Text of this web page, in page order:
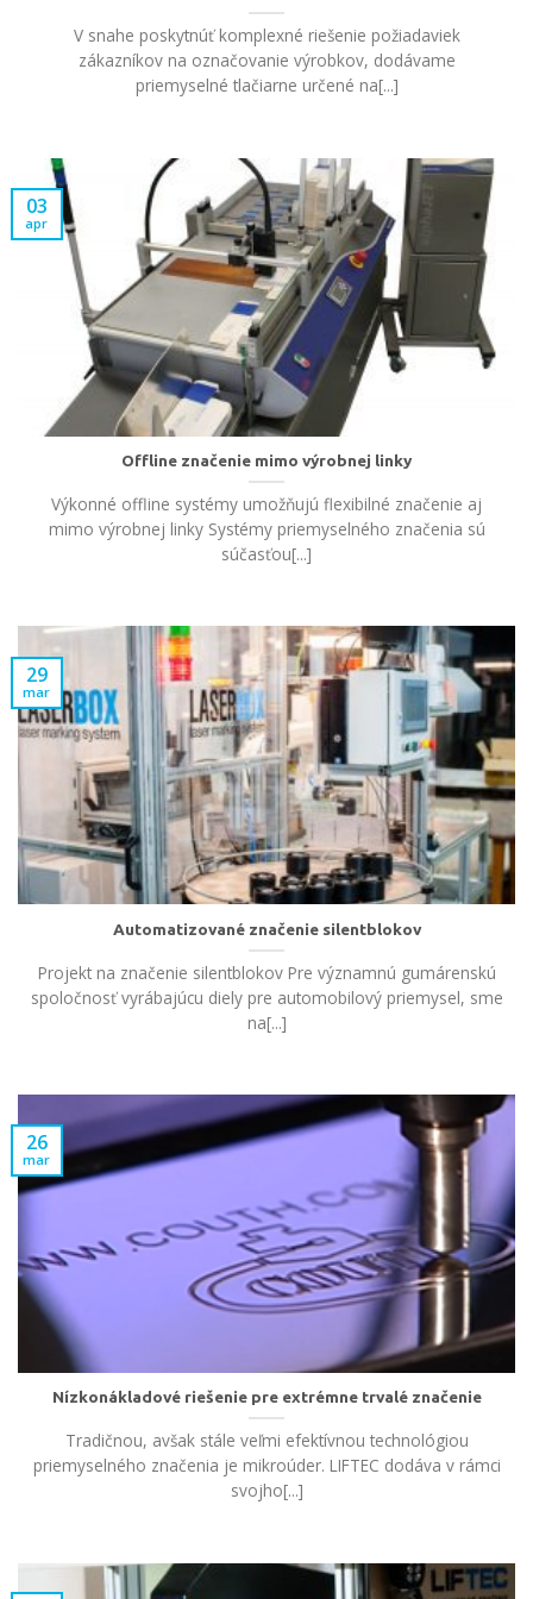
V snahe poskytnúť komplexné riešenie požiadaviek
zákazníkov na označovanie výrobkov, dodávame
priemyselné tlačiarne určené na[...]
Offline značenie mimo výrobnej linky
Výkonné offline systémy umožňujú flexibilné značenie aj
mimo výrobnej linky Systémy priemyselného značenia sú
súčasťou[...]
03
apr
Automatizované značenie silentblokov
Projekt na značenie silentblokov Pre významnú gumárenskú
spoločnosť vyrábajúcu diely pre automobilový priemysel, sme
na[...]
29
mar
Nízkonákladové riešenie pre extrémne trvalé značenie
Tradičnou, avšak stále veľmi efektívnou technológiou
priemyselného značenia je mikroúder. LIFTEC dodáva v rámci
svojho[...]
26
mar